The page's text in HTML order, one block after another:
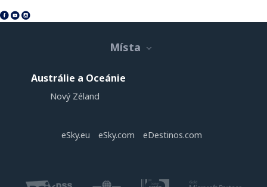
Místa
Austrálie a Oceánie
Nový Zéland
eSky.eu eSky.com eDestinos.com